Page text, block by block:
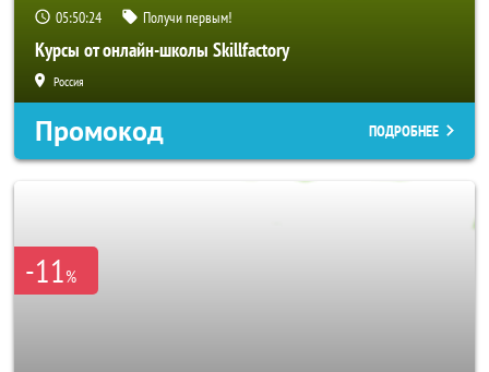
05:50:24 Получи первым!
Курсы от онлайн-школы Skillfactory
Россия
Промокод ПОДРОБНЕЕ
-11%